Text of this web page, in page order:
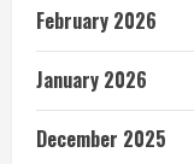
February 2026
January 2026
December 2025